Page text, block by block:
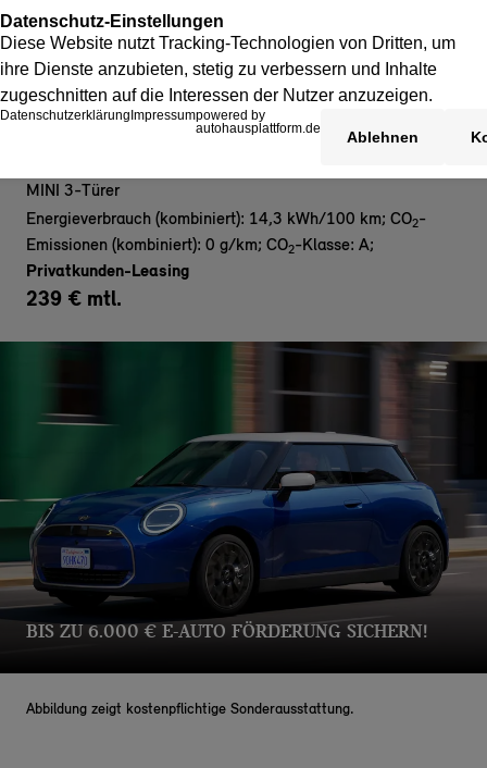
MINI 3-Türer
Energieverbrauch (kombiniert): 14,3 kWh/100 km; CO2-
Emissionen (kombiniert): 0 g/km; CO2-Klasse: A;
Privatkunden-Leasing
239 € mtl.
BIS ZU 6.000 € E-AUTO FÖRDERUNG SICHERN!
Abbildung zeigt kostenpflichtige Sonderausstattung.